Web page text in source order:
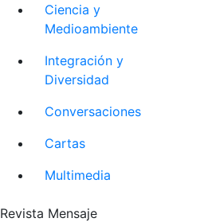
Ciencia y
Medioambiente
Integración y
Diversidad
Conversaciones
Cartas
Multimedia
Revista Mensaje